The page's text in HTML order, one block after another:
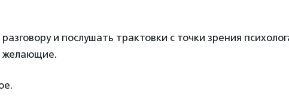
и послушать трактовки с точки зрения
желающие.